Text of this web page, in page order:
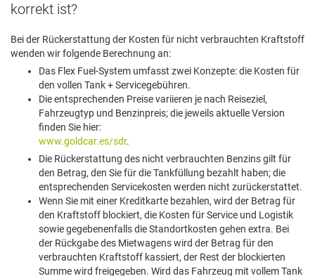
korrekt ist?
Bei der Rückerstattung der Kosten für nicht verbrauchten Kraftstoff
wenden wir folgende Berechnung an:
Das Flex Fuel-System umfasst zwei Konzepte: die Kosten für
den vollen Tank + Servicegebühren.
Die entsprechenden Preise variieren je nach Reiseziel,
Fahrzeugtyp und Benzinpreis; die jeweils aktuelle Version
finden Sie hier:
www.goldcar.es/sdr.
Die Rückerstattung des nicht verbrauchten Benzins gilt für
den Betrag, den Sie für die Tankfüllung bezahlt haben; die
entsprechenden Servicekosten werden nicht zurückerstattet.
Wenn Sie mit einer Kreditkarte bezahlen, wird der Betrag für
den Kraftstoff blockiert, die Kosten für Service und Logistik
sowie gegebenenfalls die Standortkosten gehen extra. Bei
der Rückgabe des Mietwagens wird der Betrag für den
verbrauchten Kraftstoff kassiert, der Rest der blockierten
Summe wird freigegeben. Wird das Fahrzeug mit vollem Tank